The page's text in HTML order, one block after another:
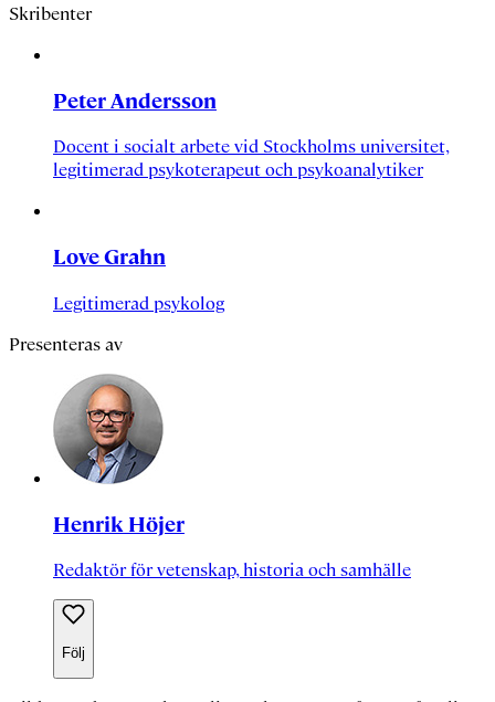
Skribenter
Peter Andersson
Docent i socialt arbete vid Stockholms universitet,
legitimerad psykoterapeut och psykoanalytiker
Love Grahn
Legitimerad psykolog
Presenteras av
Henrik Höjer
Redaktör för vetenskap, historia och samhälle
Följ